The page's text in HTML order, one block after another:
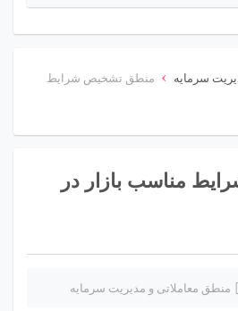
سرمایه › منطق تشخیص شرایط
مناسب بازار در
منطق معاملاتی و مدیریت سرمایه